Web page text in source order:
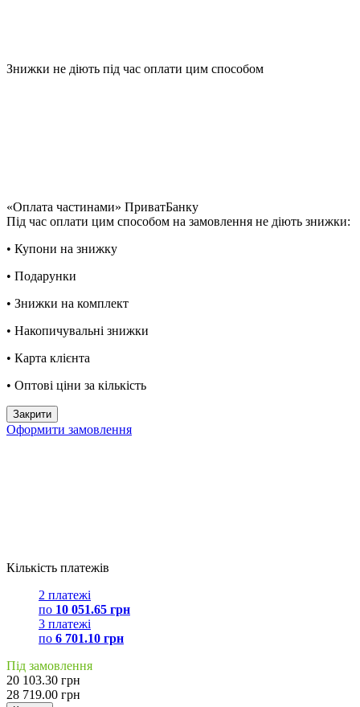
Знижки не діють під час оплати цим способом
«Оплата частинами» ПриватБанку
Під час оплати цим способом на замовлення не діють знижки:
• Купони на знижку
• Подарунки
• Знижки на комплект
• Накопичувальні знижки
• Карта клієнта
• Оптові ціни за кількість
Закрити
Оформити замовлення
Кількість платежів
2 платежі
по 10 051.65 грн
3 платежі
по 6 701.10 грн
Під замовлення
20 103.30 грн
28 719.00 грн